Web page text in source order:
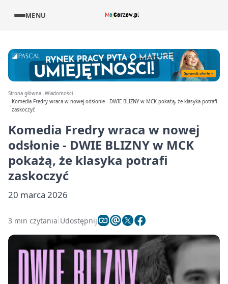
MENU
Strona główna Wiadomości
Komedia Fredry wraca w nowej odsłonie - DWIE BLIZNY w MCK pokażą, że klasyka potrafi
zaskoczyć
Komedia Fredry wraca w nowej
odsłonie - DWIE BLIZNY w MCK
pokażą, że klasyka potrafi
zaskoczyć
20 marca 2026
3 min czytania Udostępnij